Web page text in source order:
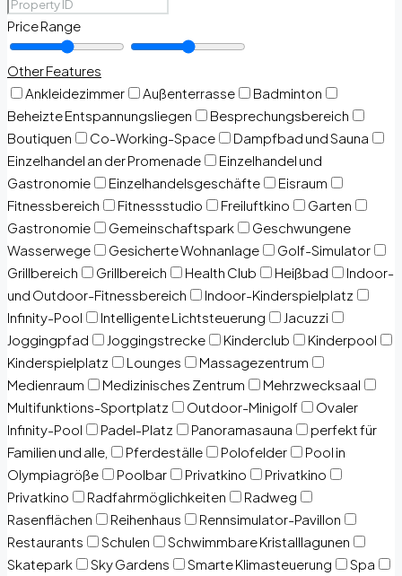
Price Range
Other Features
Ankleidezimmer
Außenterrasse
Badminton
Beheizte Entspannungsliegen
Besprechungsbereich
Boutiquen
Co-Working-Space
Dampfbad und Sauna
Einzelhandel an der Promenade
Einzelhandel und
Gastronomie
Einzelhandelsgeschäfte
Eisraum
Fitnessbereich
Fitnessstudio Freiluftkino
Garten
Gastronomie
Gemeinschaftspark
Geschwungene
Wasserwege
Gesicherte Wohnanlage
Golf-Simulator
Grillbereich
Grillbereich Health Club Heißbad
Indoor-
und Outdoor-Fitnessbereich
Indoor-Kinderspielplatz
Infinity-Pool
Intelligente Lichtsteuerung
Jacuzzi
Joggingpfad
Joggingstrecke Kinderclub
Kinderpool
Kinderspielplatz
Lounges
Massagezentrum
Medienraum
Medizinisches Zentrum
Mehrzwecksaal
Multifunktions-Sportplatz
Outdoor-Minigolf
Ovaler
Infinity-Pool
Padel-Platz Panoramasauna
perfekt für
Familien und alle,
Pferdeställe Polofelder
Pool in
Olympiagröße
Poolbar Privatkino
Privatkino
Privatkino
Radfahrmöglichkeiten
Radweg
Rasenflächen
Reihenhaus
Rennsimulator-Pavillon
Restaurants
Schulen
Schwimmbare Kristalllagunen
Skatepark
Sky Gardens Smarte Klimasteuerung
Spa